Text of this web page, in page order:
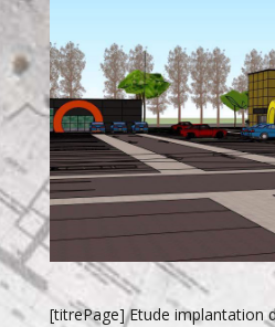
[titrePage] Etude implantation